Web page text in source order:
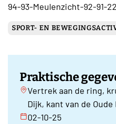
94-93-Meulenzicht-92-91-
SPORT- EN
Praktische
Vertrek aan de ring,
Dijk, kant van de Oude
02-10-25